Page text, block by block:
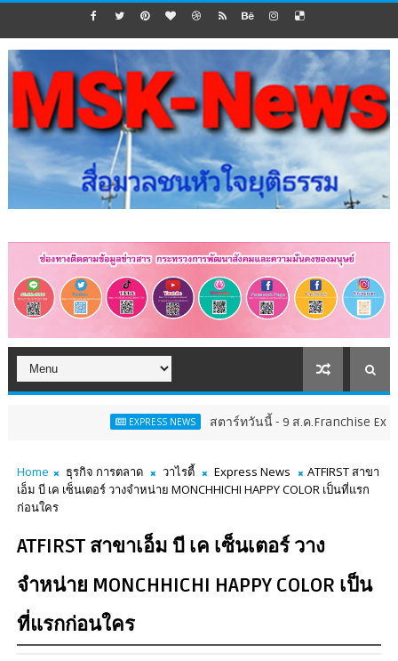
สตาร์ทวันนี้ - 9 ส.ค.Franchise Expo Thailand &
Home ธุรกิจ การตลาด วาไรตี้ Express News
ATFIRST สาขา
เอ็ม บี เค เซ็นเตอร์ วางจำหน่าย MONCHHICHI HAPPY COLOR เป็นที่แรก
ก่อนใคร
ATFIRST สาขาเอ็ม บี เค เซ็นเตอร์ วาง
จำหน่าย MONCHHICHI HAPPY COLOR เป็น
ที่แรกก่อนใคร